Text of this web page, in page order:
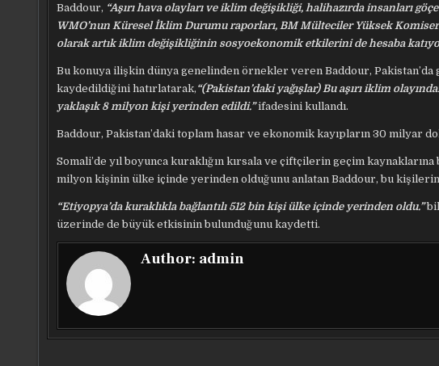
Baddour, “Aşırı hava olayları ve iklim değişikliği, halihazırda insanları
WMO’nun Küresel İklim Durumu raporları, BM Mülteciler Yüksek
olarak artık iklim değişikliğinin sosyoekonomik etkilerini de hesaba
Bu konuya ilişkin dünya genelinden örnekler veren Baddour,
kaydedildiğini hatırlatarak, “(Pakistan’daki yağışlar) Bu aşırı iklim
yaklaşık 8 milyon kişi yerinden edildi.”ifadesini kullandı.
Baddour, Pakistan’daki toplam hasar ve ekonomik kayıpların 30 milyar
Somali’de yıl boyunca kuraklığın kırsala ve çiftçilerin geçim kaynaklarına
milyon kişinin ülke içinde yerinden olduğunu anlatan Baddour, bu
“Etiyopya’da kuraklıkla bağlantılı 512 bin kişi ülke içinde yerinden oldu.”
üzerinde de büyük etkisinin bulunduğunu kaydetti.
Author: admin